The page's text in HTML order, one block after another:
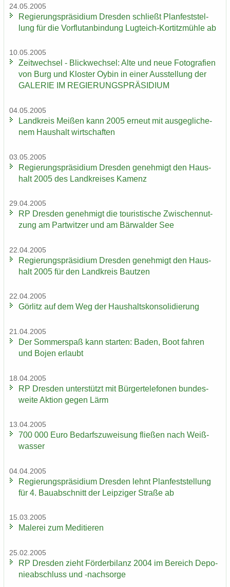
24.05.2005
Re­gie­rungs­prä­si­di­um Dres­den schließt Plan­fest­stel­
lung für die Vor­flut­an­bin­dung Lugteich-​Kortitzmühle ab
10.05.2005
Zeit­wech­sel - Blick­wech­sel: Alte und neue Fo­to­gra­fien
von Burg und Klos­ter Oybin in einer Aus­stel­lung der
GA­LE­RIE IM RE­GIE­RUNGS­PRÄ­SI­DI­UM
04.05.2005
Land­kreis Mei­ßen kann 2005 er­neut mit aus­ge­gli­che­
nem Haus­halt wirt­schaf­ten
03.05.2005
Re­gie­rungs­prä­si­di­um Dres­den ge­neh­migt den Haus­
halt 2005 des Land­krei­ses Ka­menz
29.04.2005
RP Dres­den ge­neh­migt die tou­ris­ti­sche Zwi­schen­nut­
zung am Part­wit­zer und am Bär­wal­der See
22.04.2005
Re­gie­rungs­prä­si­di­um Dres­den ge­neh­migt den Haus­
halt 2005 für den Land­kreis Baut­zen
22.04.2005
Gör­litz auf dem Weg der Haus­halts­kon­so­li­die­rung
21.04.2005
Der Som­mer­spaß kann star­ten: Baden, Boot fah­ren
und Bojen er­laubt
18.04.2005
RP Dres­den un­ter­stützt mit Bür­ger­te­le­fo­nen bun­des­
wei­te Ak­ti­on gegen Lärm
13.04.2005
700 000 Euro Be­darfs­zu­wei­sung flie­ßen nach Weiß­
was­ser
04.04.2005
Re­gie­rungs­prä­si­di­um Dres­den lehnt Plan­fest­stel­lung
für 4. Bau­ab­schnitt der Leip­zi­ger Stra­ße ab
15.03.2005
Ma­le­rei zum Me­di­tie­ren
25.02.2005
RP Dres­den zieht För­der­bi­lanz 2004 im Be­reich De­po­
nie­ab­schluss und -​nachsorge